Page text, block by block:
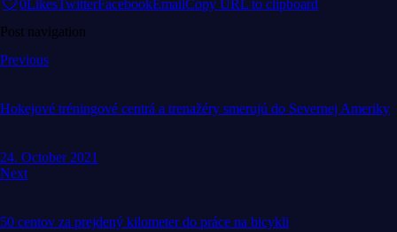
0LikesTwitterFacebookEmailCopy URL to clipboard
Post navigation
Previous
Hokejové tréningové centrá a trenažéry smerujú do Severnej Ameriky
24. October 2021
Next
50 centov za prejdený kilometer do práce na bicykli